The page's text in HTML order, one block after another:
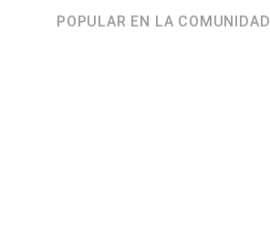
POPULAR EN LA COMUNIDAD